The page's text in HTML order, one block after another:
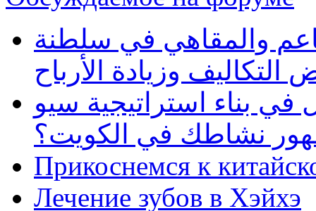
والمقاهي في سلطنة
وزيادة الأرباح
بناء استراتيجية سيو
نشاطك في الكويت؟
Прикоснемся к
Лечение зубов в Хэйхэ